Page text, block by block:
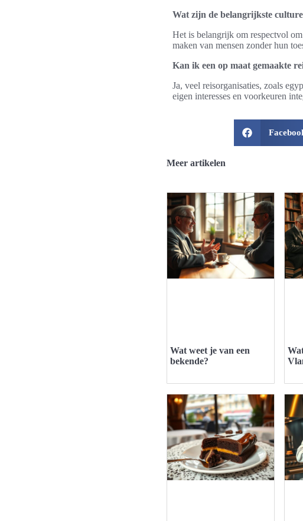
Wat zijn de belangrijkste
Het is belangrijk om respectvol om
maken van mensen zonder hun
Kan ik een op maat gemaakte
Ja, veel reisorganisaties, zoals
eigen interesses en voorkeuren
Meer artikelen
Wat weet je van een
bekende?